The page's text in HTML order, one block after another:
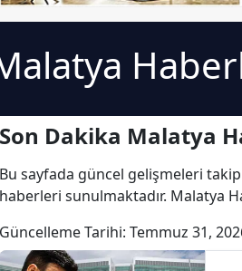
Son Dakika Malatya
Bu sayfada güncel gelişmeleri
haberleri sunulmaktadır. Malatya
Güncelleme Tarihi: Temmuz 31,